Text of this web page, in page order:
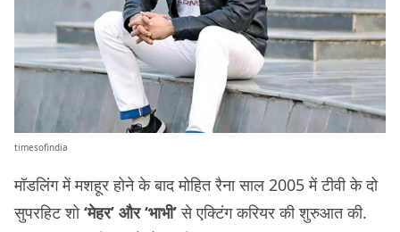
timesofindia
मॉडलिंग में मशहूर होने के बाद मोहित रैना साल 2005 में टीवी के दो
सुपरहिट शो‘मेहर’ और ‘भाभी’से एक्टिंग करियर की शुरुआत की.